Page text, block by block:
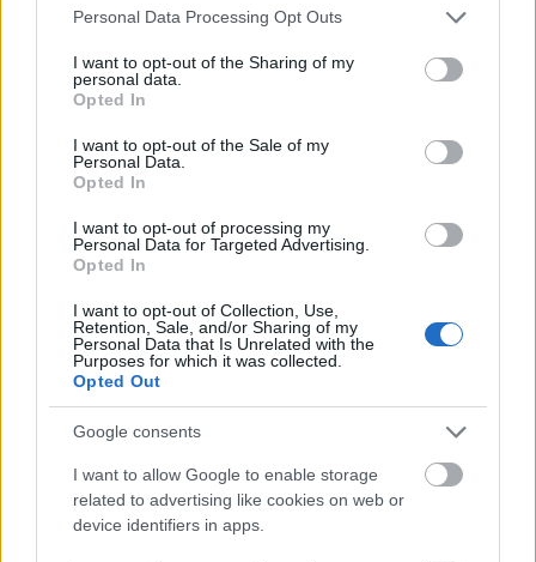
Please note that this website/app uses one or more Google
not limited to your visit or usage behaviour. You may click to
grant or deny consent to Google and its third-party tags to
use your data for below specified purposes in below Google
consent section.
Personal Data Processing Opt Outs
I want to opt-out of the Sharing of my
personal data.
Opted In
I want to opt-out of the Sale of my
Personal Data.
Opted In
I want to opt-out of processing my
Personal Data for Targeted Advertising.
Opted In
I want to opt-out of Collection, Use,
Retention, Sale, and/or Sharing of my
Personal Data that Is Unrelated with the
Purposes for which it was collected.
Opted Out
Google consents
I want to allow Google to enable storage
related to advertising like cookies on web or
device identifiers in apps.
világukat, amit a 2012-esBloommal már
magabiztosa uraltak. Ahogy írtuk annak a lemeznek
a recenziójában:"a Beach House-életmű egyes fejezetei
egy nagy egész részét képezik és bővítik, ugyanazt a
gondolatkört járják körbe mindig egy kicsit más
szemszögből, a fókuszba mindig egy kicsit mást
helyezve" -ezúttal is így van. Most a már-már
dobgépes, szellősebb hangtérbe, tovább élesedtek a
gitárok, shoegaze-esebbek a dalok - az összhatás
2009-BEN, AMSZTERDAMBAN KÉSZÜLT
NAGYINTERJÚNK VICTORIA LEGRANDDAL.
A lemez vörös bársonyborításban fog megjelenni
vinylen (1971-ben már kijött egy ilyen kiadvány: az
Peppino Di Capri lemeze vörös és zöld